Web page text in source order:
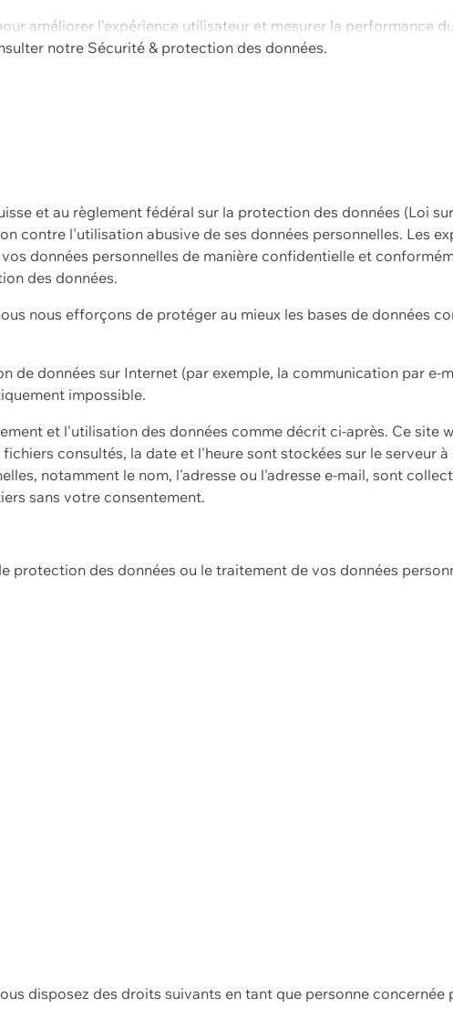
améliorer l'expérience utilisateur et mesurer la performance
notre Sécurité & protection des données.
et au règlement fédéral sur la protection des données (Loi
contre l'utilisation abusive de ses données personnelles. Les
données personnelles de manière confidentielle et
des données.
nous efforçons de protéger au mieux les bases de données
de données sur Internet (par exemple, la communication par
impossible.
et l'utilisation des données comme décrit ci-après. Ce site
consultés, la date et l'heure sont stockées sur le serveur
notamment le nom, l'adresse ou l'adresse e-mail, sont
sans votre consentement.
protection des données ou le traitement de vos données
disposez des droits suivants en tant que personne concernée